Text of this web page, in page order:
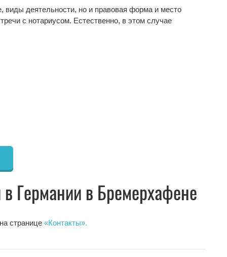
виды деятельности, но и правовая форма и место
с нотариусом. Естественно, в этом случае
Германии в Бремерхафене
странице «Контакты».